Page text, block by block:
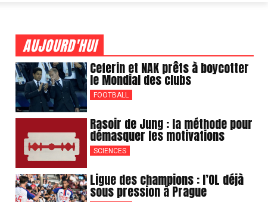
AUJOURD'HUI
Ceferin et NAK prêts à boycotter
le Mondial des clubs
FOOTBALL
Rasoir de Jung : la méthode pour
démasquer les motivations
SCIENCES
Ligue des champions : l’OL déjà
sous pression à Prague